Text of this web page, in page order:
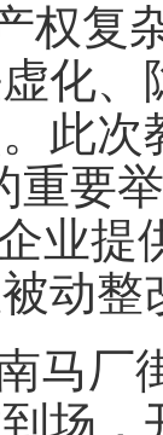
权复
化
此次
重要
业
动
马厂
场